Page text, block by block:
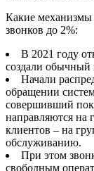
Какие
звонков до 2%:
В 2021 году
создали обычный
Начали
обращении
совершивший
направляются на
клиентов – на
обслуживанию.
При этом
свободным